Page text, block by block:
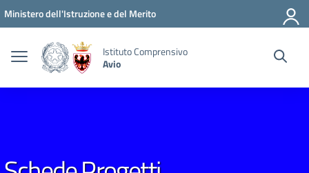
Vai ai contenuti
Vai al menu di navigazione
Vai al footer
Ministero dell'Istruzione e del Merito
Istituto Comprensivo
Avio